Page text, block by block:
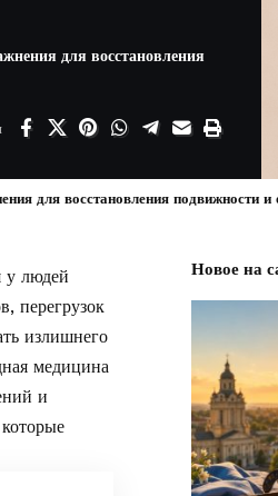
для восстановления
для восстановления подвижности и
у людей
перегрузок
излишнего
медицина
и
Новое на